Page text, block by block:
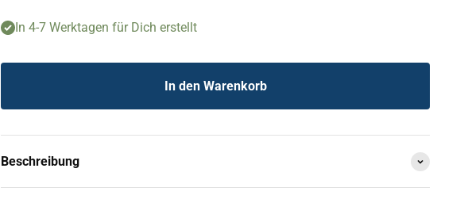
In 4-7 Werktagen für Dich erstellt
In den Warenkorb
Beschreibung